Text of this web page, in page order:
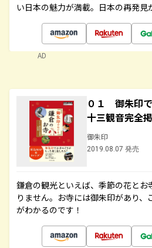
い日本の魅力が満載。日本の再発見
AD
０１ 御朱印
十三観音完全
御朱印
2019.08.07 発売
鎌倉の観光といえば、季節の花とお
りません。お寺には御朱印があり、
がわかるのです！